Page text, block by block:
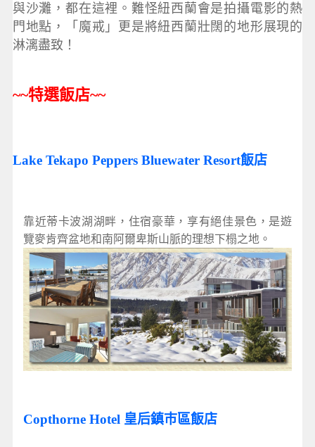
與沙灘，都在這裡。難怪紐西蘭會是拍攝電影的熱
門地點，「魔戒」更是將紐西蘭壯闊的地形展現的
淋漓盡致！
~~特選飯店~~
Lake Tekapo Peppers Bluewater Resort飯店
靠近蒂卡波湖湖畔，住宿豪華，享有絕佳景色，是遊
覽麥肯齊盆地和南阿爾卑斯山脈的理想下榻之地。
Copthorne Hotel 皇后鎮巿區飯店